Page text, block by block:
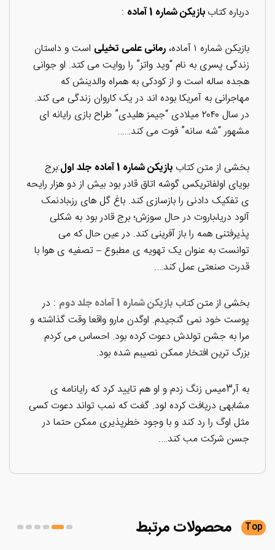
درباره کتاببازیکن شماره 1 آماده :
بازیکن شماره ۱ آماده، رمانی علمی تخیلی است و داستان
زندگی پسری به نام “وید واتز” را روایت می کتد. او جوانی
هجده ساله است و از کودکی به همراه والدینش که
مهاجرانی به آمریکا بوده اند در یک کاروان زندگی می کند.
در سال ۲۰۴۰ میلادی “جیمز هلیدی” طراح بازی رایانه ای
مشهور “شه سانه” فوت می کند……
بخشی از متن کتاببازیکن شماره 1 آماده جلد اول:برج
بویای اولفاتریکس گوشه اتاق قادر بود بیش از دو هزار رایحه
ی تفکیک دادنی را بازسازی کند. باغ گل های رز،بادنمک
آلود دریا،باروت در حال سوزش؛ برج قادر بود به شکلی
پذیرفتنی همه را باز آفرینی کند. در عین حال که می
توانست به عنوان یک تهویه ی مطبوع – تصفیه ی هوا با
قدرت صنعتی عمل کند….
بخشی از متن کتاببازیکن شماره 1 آماده جلد دوم
: در
پوست خود نمی گنجیدم. اوگدن مارو واقعا وقت گذاشته و
مرا به جشن تولدش دعوت کرده بود. احساس می کردم
بزرگ ترین افتخار ممکن نصیبم شده بود.
به آر3میس زنگ زدم و او هم تایید کرد که رایانامه ی
مشابهی دریافت کرده لود. گغت که نمب تواند دعوت کسی
مثل اوگ را رد کند و با وجود خطرپذیری ممکن حتما در
جسن شرکت مب کند….
محصولاتمرتبط